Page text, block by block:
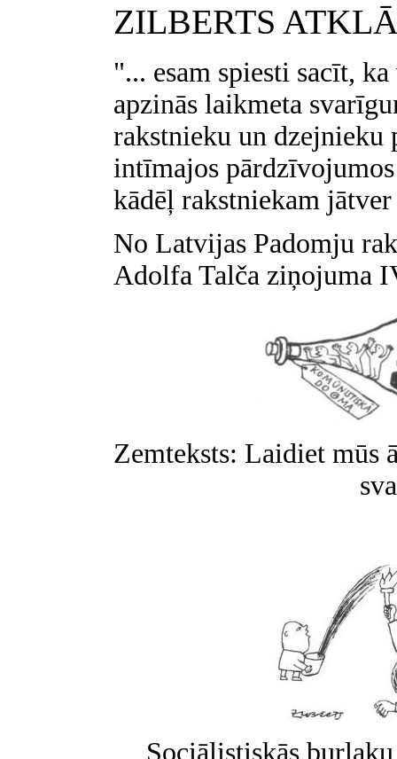
ZILBERTS
"... esam spiesti sacīt,
apzinās laikmeta
rakstnieku un dzejnieku
intīmajos
kādēļ rakstniekam
No Latvijas Padomju
Adolfa Talča ziņojuma
Zemteksts: Laidiet mūs
Sociālistiskās